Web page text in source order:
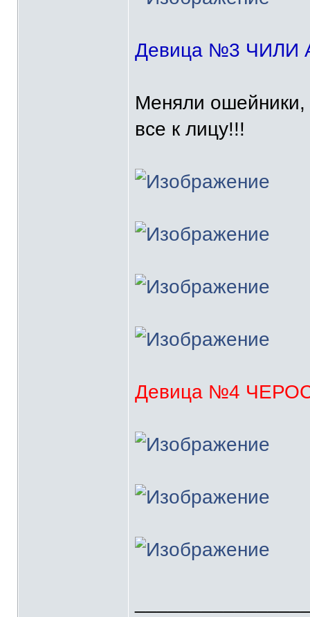
Девица №3
Меняли ошейники,
все к лицу!!!
Девица №4